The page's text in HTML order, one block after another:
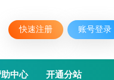
快速注册 账号登录
中心 开通分站